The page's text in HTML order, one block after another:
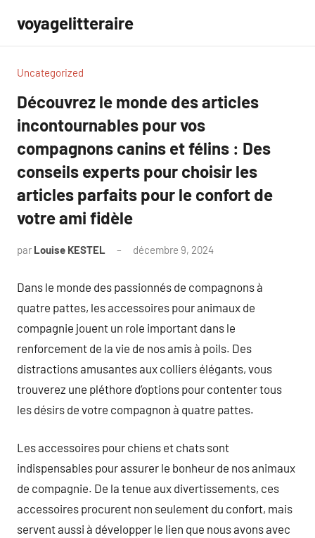
contenu
voyagelitteraire
Uncategorized
Découvrez le monde des articles
incontournables pour vos
compagnons canins et félins : Des
conseils experts pour choisir les
articles parfaits pour le confort de
votre ami fidèle
par Louise KESTEL décembre 9, 2024
Dans le monde des passionnés de compagnons à
quatre pattes, les accessoires pour animaux de
compagnie jouent un role important dans le
renforcement de la vie de nos amis à poils. Des
distractions amusantes aux colliers élégants, vous
trouverez une pléthore d’options pour contenter tous
les désirs de votre compagnon à quatre pattes.
Les accessoires pour chiens et chats sont
indispensables pour assurer le bonheur de nos animaux
de compagnie. De la tenue aux divertissements, ces
accessoires procurent non seulement du confort, mais
servent aussi à développer le lien que nous avons avec